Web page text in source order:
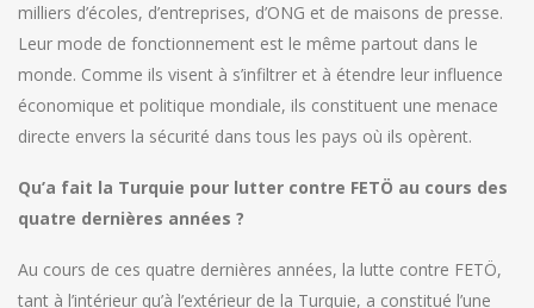
milliers d’écoles, d’entreprises, d’ONG et de maisons de presse.
Leur mode de fonctionnement est le même partout dans le
monde. Comme ils visent à s’infiltrer et à étendre leur influence
économique et politique mondiale, ils constituent une menace
directe envers la sécurité dans tous les pays où ils opèrent.
Qu’a fait la Turquie pour lutter contre FETÖ au cours des
quatre dernières années ?
Au cours de ces quatre dernières années, la lutte contre FETÖ,
tant à l’intérieur qu’à l’extérieur de la Turquie, a constitué l’une